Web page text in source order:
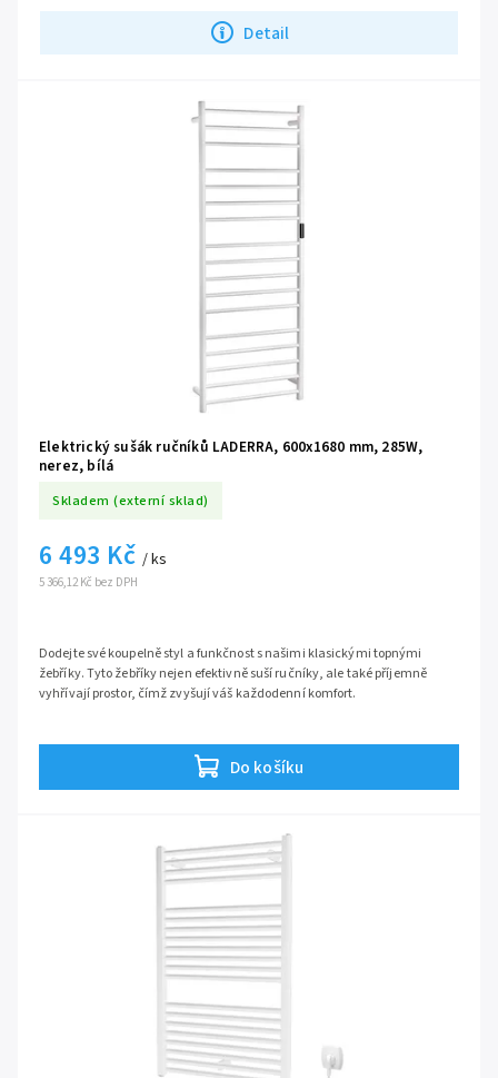
Detail
Elektrický sušák ručníků LADERRA, 600x1680 mm, 285W,
nerez, bílá
Skladem (externí sklad)
5 366,12 Kč bez DPH
6 493 Kč / ks
Do košíku
Dodejte své koupelně styl a funkčnost s našimi klasickými topnými
žebříky. Tyto žebříky nejen efektivně suší ručníky, ale také příjemně
vyhřívají prostor, čímž zvyšují váš každodenní komfort.